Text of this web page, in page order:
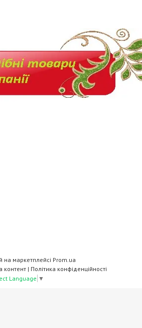
на маркетплейсі Prom.ua
контент | Політика конфіденційності
Language ▼